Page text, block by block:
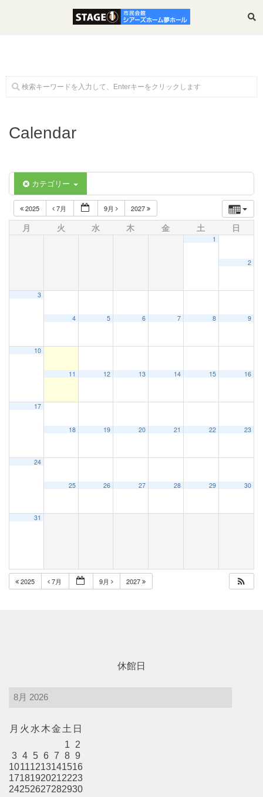
ホーム
大会議室 スケジュール
ステージビュー
中小会議室
施設ご利用について
Calendar
カテゴリー
2025 7月 9月 2027
月 火 水 木 金 土 日
1
2
3
4 5 6 7 8 9
10
11 12 13 14 15 16
17
18 19 20 21 22 23
24
25 26 27 28 29 30
31
2025 7月 9月 2027
休館日
月 火 水 木金 土 日
1
2
3 4 5 6 7 8 9
10111213141516
17181920212223
24252627282930